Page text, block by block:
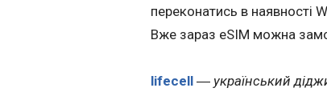
переконатись в наявності
Вже зараз eSIM можна
lifecell ― український